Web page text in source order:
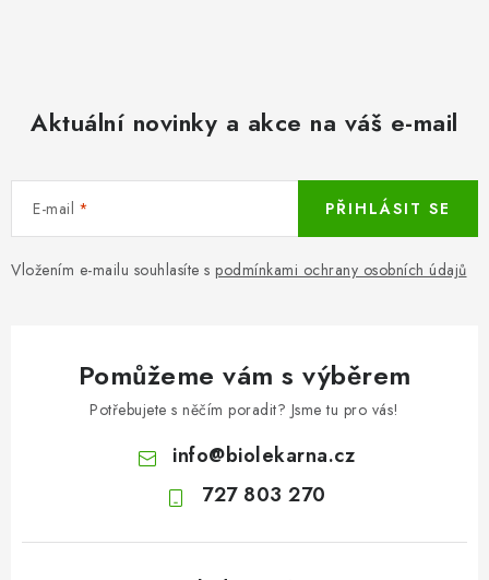
Aktuální novinky a akce na váš e-mail
E-mail
Vložením e-mailu souhlasíte s podmínkami ochrany osobních údajů
PŘIHLÁSIT SE
Pomůžeme vám s výběrem
Potřebujete s něčím poradit? Jsme tu pro vás!
info@biolekarna.cz
727 803 270